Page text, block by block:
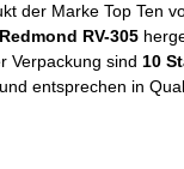
der Marke Top Ten
RV-305
Verpackung sind10
entsprechen in